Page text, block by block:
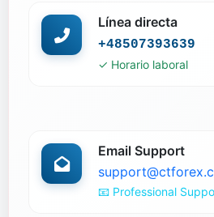
Línea directa
+48507393639
✓ Horario laboral
Email Support
📧 Professional